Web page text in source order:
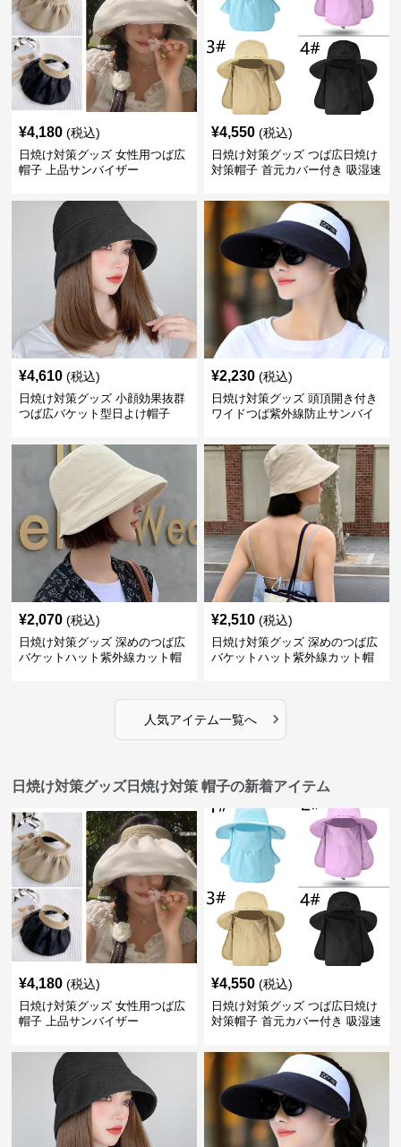
¥4,180 (税込)
日焼け対策グッズ 女性用つば広
帽子 上品サンバイザー
¥4,550 (税込)
日焼け対策グッズ つば広日焼け
対策帽子 首元カバー付き 吸湿速
¥4,610 (税込)
日焼け対策グッズ 小顔効果抜群
つば広バケット型日よけ帽子
¥2,230 (税込)
日焼け対策グッズ 頭頂開き付き
ワイドつば紫外線防止サンバイ
¥2,070 (税込)
日焼け対策グッズ 深めのつば広
バケットハット紫外線カット帽
¥2,510 (税込)
日焼け対策グッズ 深めのつば広
バケットハット紫外線カット帽
人気アイテム一覧へ ›
日焼け対策グッズ日焼け対策 帽子の新着アイテム
¥4,180 (税込)
日焼け対策グッズ 女性用つば広
帽子 上品サンバイザー
¥4,550 (税込)
日焼け対策グッズ つば広日焼け
対策帽子 首元カバー付き 吸湿速